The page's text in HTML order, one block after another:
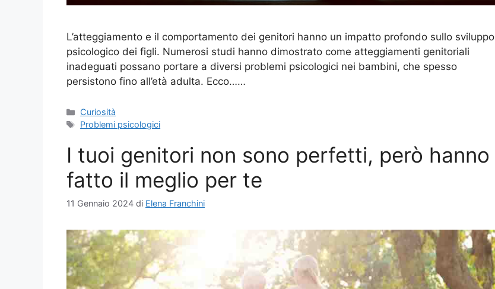
L’atteggiamento e il comportamento dei genitori hanno un impatto profondo sullo sviluppo
psicologico dei figli. Numerosi studi hanno dimostrato come atteggiamenti genitoriali
inadeguati possano portare a diversi problemi psicologici nei bambini, che spesso
persistono fino all’età adulta. Ecco……
Categorie
Curiosità
Tag
Problemi psicologici
I tuoi genitori non sono perfetti, però hanno
fatto il meglio per te
11 Gennaio 2024 di Elena Franchini